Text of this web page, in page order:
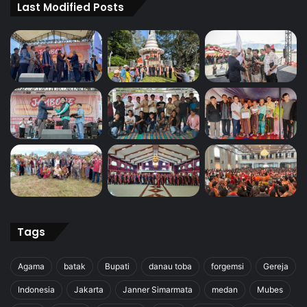
Last Modified Posts
Tags
Agama batak Bupati danau toba forgemsi Gereja
Indonesia Jakarta Janner Simarmata medan Mubes